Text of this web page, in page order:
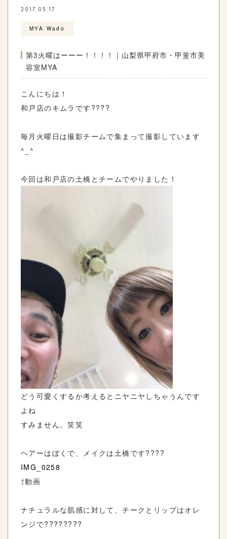
2017.05.17
MYA Wado
第3火曜はーーー！！！！｜山梨県甲府市・甲斐市美
容室MYA
こんにちは！
和戸店のキムラです????
毎月火曜日は撮影チームで集まって撮影しています
^_^
今回は和戸店の土橋とチームでやりました！
どう可愛くするか考えるとニヤニヤしちゃうんです
よね
すみません。笑笑
ヘアーはぼくで、メイクは土橋です????
IMG_0258
⇧動画
ナチュラルな肌感に対して、チークとリップはオレ
ンジで????????